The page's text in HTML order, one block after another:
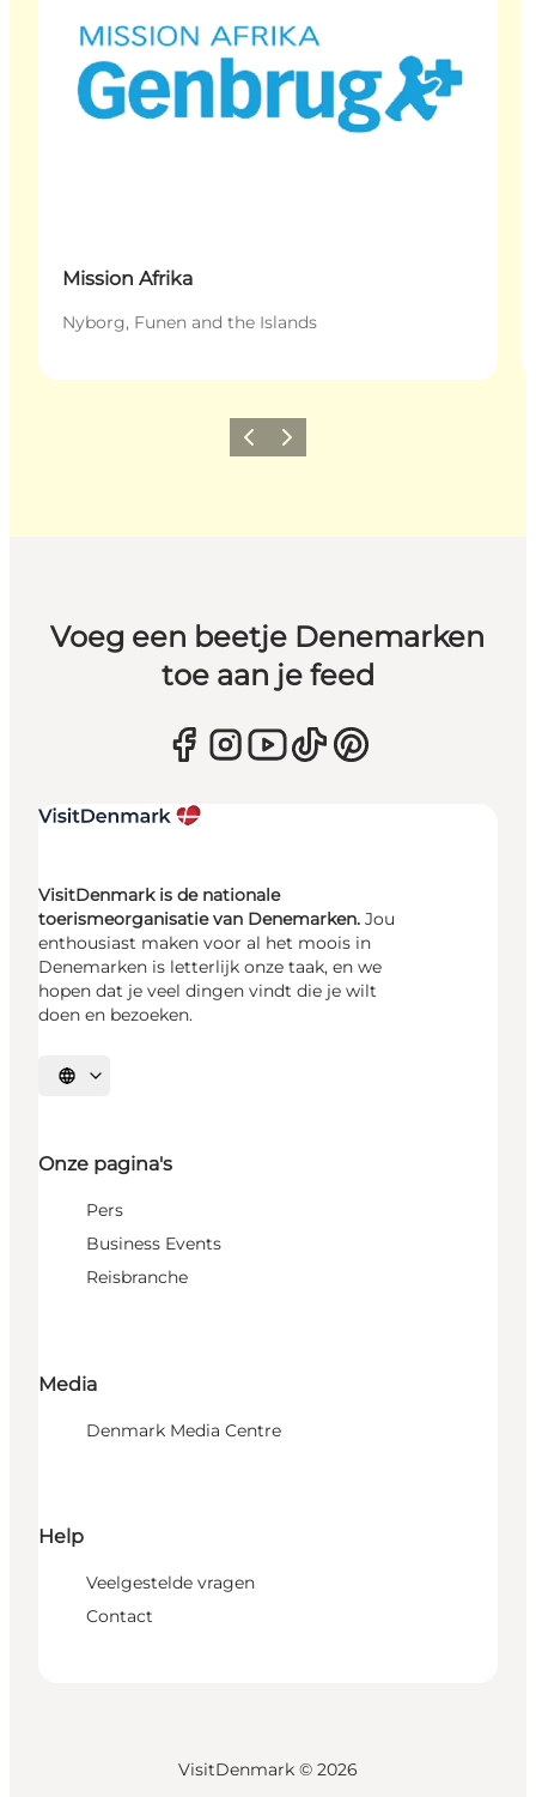
Mission Afrika
Nyborg, Funen and the Islands
Vorige Volgende
Voeg een beetje Denemarken
toe aan je feed
VisitDenmark is de nationale
toerismeorganisatie van Denemarken. Jou
enthousiast maken voor al het moois in
Denemarken is letterlijk onze taak, en we
hopen dat je veel dingen vindt die je wilt
doen en bezoeken.
Selecteer taal
Onze pagina's
Pers
Business Events
Reisbranche
Media
Denmark Media Centre
Help
Veelgestelde vragen
Contact
VisitDenmark © 2026